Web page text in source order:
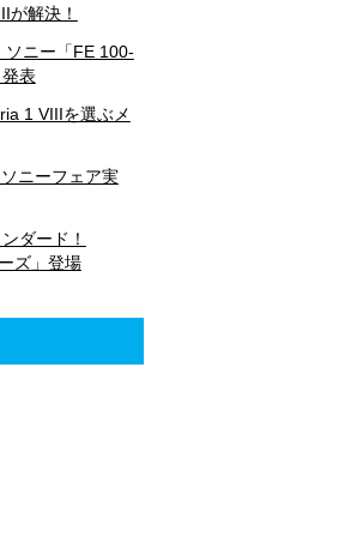
が解決！
ニー「FE 100-
表
1 VIIIを選ぶメ
ニーフェア実
ダード！
ズ」登場